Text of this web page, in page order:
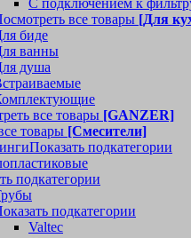
С подключением к
все товары [Для
биде
ванны
душа
все товары [GANZER]
товары [Смесители]
Показать подкатегории
подкатегории
подкатегории
Valtec